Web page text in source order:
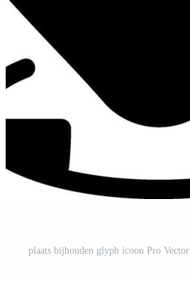
plaats bijhouden glyph icoon Pro Vector